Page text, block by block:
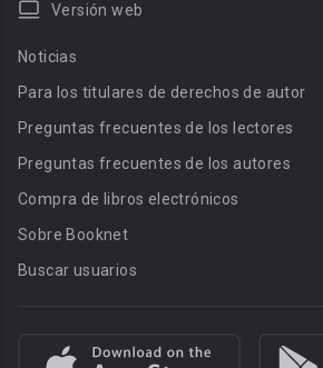
Versión web
Noticias
Para los titulares de derechos de autor
Preguntas frecuentes de los lectores
Preguntas frecuentes de los autores
Compra de libros electrónicos
Sobre Booknet
Buscar usuarios